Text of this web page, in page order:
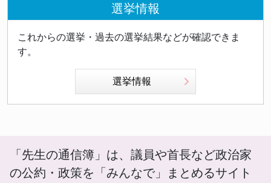
選挙情報
これからの選挙・過去の選挙結果などが確認できま
す。
選挙情報
「先生の通信簿」は、議員や首長など政治家
の公約・政策を「みんなで」まとめるサイト